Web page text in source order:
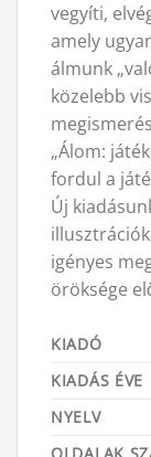
vegyíti,
amely
álmunk
közelebb
„Álom:
fordul a
Új
igényes
öröksége
KIADÓ
KIADÁS ÉVE
NYELV